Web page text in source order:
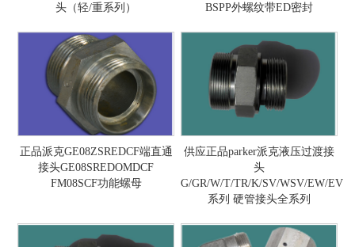
头（轻/重系列）
BSPP外螺纹带ED密封
正品派克GE08ZSREDCF端直通
接头GE08SREDOMDCF
FM08SCF功能螺母
供应正品parker派克液压过渡接
头
G/GR/W/T/TR/K/SV/WSV/EW/EV
系列 硬管接头全系列